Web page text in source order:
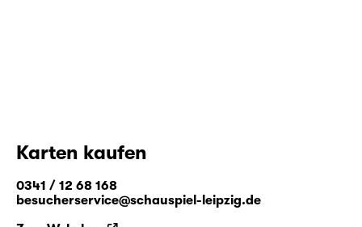
Karten kaufen
0341 / 12 68 168
besucherservice@schauspiel-leipzig.de